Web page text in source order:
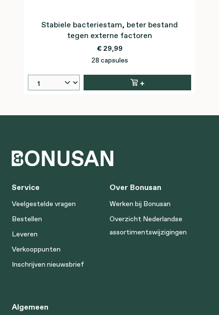
Stabiele bacteriestam, beter bestand
tegen externe factoren
€ 29,99
28 capsules
+
Service
Veelgestelde vragen
Bestellen
Leveren
Verkooppunten
Inschrijven nieuwsbrief
Over Bonusan
Werken bij Bonusan
Overzicht Nederlandse
assortimentswijzigingen
Algemeen